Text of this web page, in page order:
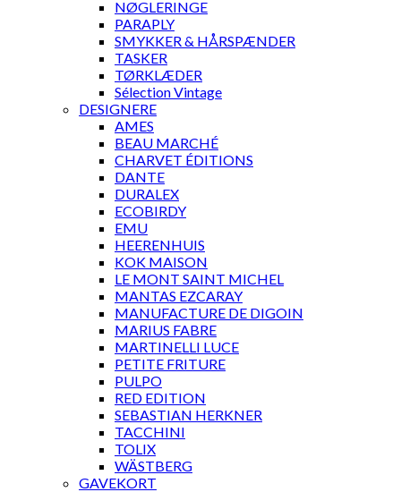
NØGLERINGE
PARAPLY
SMYKKER & HÅRSPÆNDER
TASKER
TØRKLÆDER
Sélection Vintage
DESIGNERE
AMES
BEAU MARCHÉ
CHARVET ÉDITIONS
DANTE
DURALEX
ECOBIRDY
EMU
HEERENHUIS
KOK MAISON
LE MONT SAINT MICHEL
MANTAS EZCARAY
MANUFACTURE DE DIGOIN
MARIUS FABRE
MARTINELLI LUCE
PETITE FRITURE
PULPO
RED EDITION
SEBASTIAN HERKNER
TACCHINI
TOLIX
WÄSTBERG
GAVEKORT